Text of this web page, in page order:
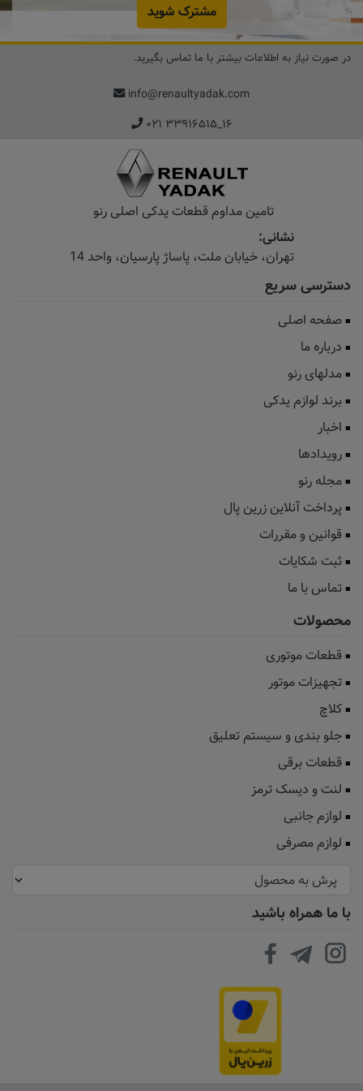
مشترک شوید
در صورت نیاز به اطلاعات بیشتر با ما تماس بگیرید.
info@renaultyadak.com
۰۲۱ ۳۳۹۱۶۵۱۵_۱۶
تامین مداوم قطعات یدکی اصلی رنو
نشانی:
تهران، خیابان‌ ملت، پاساژ‌ پارسیان، واحد 14
دسترسی سریع
صفحه اصلی
درباره ما
مدلهای رنو
برند لوازم یدکی
اخبار
رویدادها
مجله رنو
پرداخت آنلاین زرین پال
قوانین و مقررات
ثبت شکایات
تماس با ما
محصولات
قطعات موتوری
تجهیزات موتور
کلاچ
جلو بندی و سیستم تعلیق
قطعات برقی
لنت و دیسک ترمز
لوازم جانبی
لوازم مصرفی
با ما همراه باشید